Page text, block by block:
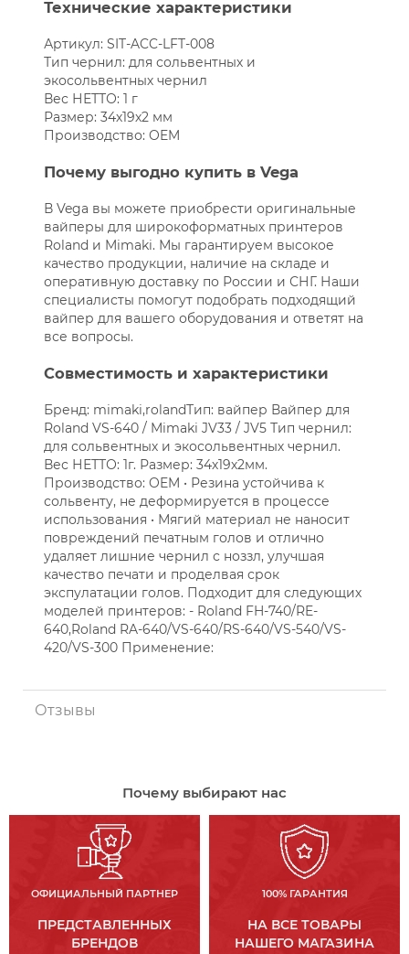
Технические характеристики
Артикул: SIT-ACC-LFT-008
Тип чернил: для сольвентных и
экосольвентных чернил
Вес НЕТТО: 1 г
Размер: 34х19х2 мм
Производство: OEM
Почему выгодно купить в Vega
В Vega вы можете приобрести оригинальные
вайперы для широкоформатных принтеров
Roland и Mimaki. Мы гарантируем высокое
качество продукции, наличие на складе и
оперативную доставку по России и СНГ. Наши
специалисты помогут подобрать подходящий
вайпер для вашего оборудования и ответят на
все вопросы.
Совместимость и характеристики
Бренд: mimaki,rolandТип: вайпер Вайпер для
Roland VS-640 / Mimaki JV33 / JV5 Тип чернил:
для сольвентных и экосольвентных чернил.
Вес НЕТТО: 1г. Размер: 34х19х2мм.
Производство: OEM • Резина устойчива к
сольвенту, не деформируется в процессе
использования • Мягий материал не наносит
повреждений печатным голов и отлично
удаляет лишние чернил с ноззл, улучшая
качество печати и проделвая срок
экспулатации голов. Подходит для следующих
моделей принтеров: - Roland FH-740/RE-
640,Roland RA-640/VS-640/RS-640/VS-540/VS-
420/VS-300 Применение:
Отзывы
Почему выбирают нас
ОФИЦИАЛЬНЫЙ ПАРТНЕР
ПРЕДСТАВЛЕННЫХ
БРЕНДОВ
100% ГАРАНТИЯ
НА ВСЕ ТОВАРЫ
НАШЕГО МАГАЗИНА